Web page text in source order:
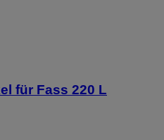
für Fass 220 L